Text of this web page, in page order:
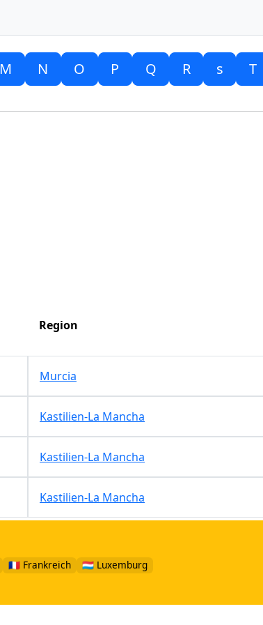
M N O P Q R s T
Region
Murcia
Kastilien-La Mancha
Kastilien-La Mancha
Kastilien-La Mancha
🇫🇷 Frankreich
🇱🇺 Luxemburg